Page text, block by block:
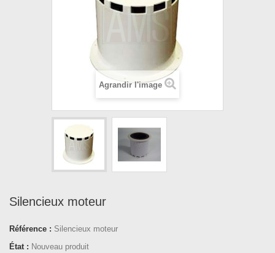
Agrandir l'image
Silencieux moteur
Référence : Silencieux moteur
État : Nouveau produit